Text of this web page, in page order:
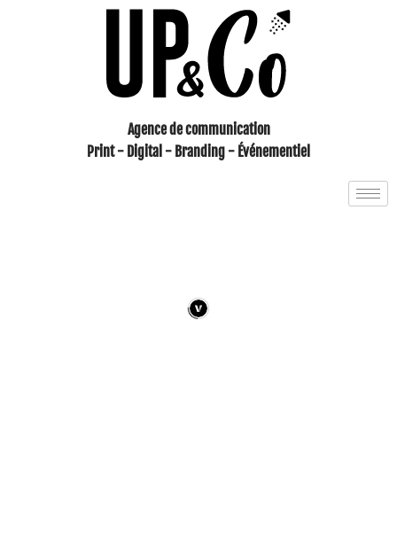
Agence de communication
Print - Digital - Branding - Événementiel